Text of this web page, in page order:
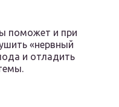
поможет и при
«нервный
и отладить